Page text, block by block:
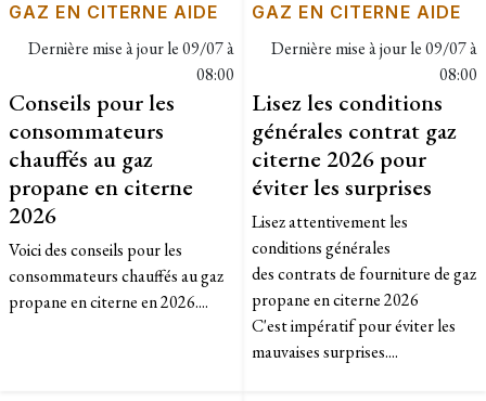
GAZ EN CITERNE AIDE
Dernière mise à jour le09/07 à
08:00
Conseils pour les
consommateurs
chauffés au gaz
propane en citerne
2026
Voici des conseils pour les
consommateurs chauffés au gaz
propane en citerne en 2026....
GAZ EN CITERNE AIDE
Dernière mise à jour le09/07 à
08:00
Lisez les conditions
générales contrat gaz
citerne 2026 pour
éviter les surprises
Lisez attentivement les
conditions générales
des contrats de fourniture de gaz
propane en citerne 2026
C'est impératif pour éviter les
mauvaises surprises....